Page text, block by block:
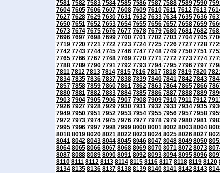
7581 7582 7583 7584 7585 7586 7587 7588 7589 7590
7604 7605 7606 7607 7608 7609 7610 7611 7612 7613
7627 7628 7629 7630 7631 7632 7633 7634 7635 7636
7650 7651 7652 7653 7654 7655 7656 7657 7658 7659
7673 7674 7675 7676 7677 7678 7679 7680 7681 7682
7696 7697 7698 7699 7700 7701 7702 7703 7704 7705
7719 7720 7721 7722 7723 7724 7725 7726 7727 7728
7742 7743 7744 7745 7746 7747 7748 7749 7750 7751
7765 7766 7767 7768 7769 7770 7771 7772 7773 7774
7788 7789 7790 7791 7792 7793 7794 7795 7796 7797
7811 7812 7813 7814 7815 7816 7817 7818 7819 7820
7834 7835 7836 7837 7838 7839 7840 7841 7842 7843
7857 7858 7859 7860 7861 7862 7863 7864 7865 7866
7880 7881 7882 7883 7884 7885 7886 7887 7888 7889
7903 7904 7905 7906 7907 7908 7909 7910 7911 7912
7926 7927 7928 7929 7930 7931 7932 7933 7934 7935
7949 7950 7951 7952 7953 7954 7955 7956 7957 7958
7972 7973 7974 7975 7976 7977 7978 7979 7980 7981
7995 7996 7997 7998 7999 8000 8001 8002 8003 8004
8018 8019 8020 8021 8022 8023 8024 8025 8026 8027
8041 8042 8043 8044 8045 8046 8047 8048 8049 8050
8064 8065 8066 8067 8068 8069 8070 8071 8072 8073
8087 8088 8089 8090 8091 8092 8093 8094 8095 8096
8110 8111 8112 8113 8114 8115 8116 8117 8118 8119 8120
8134 8135 8136 8137 8138 8139 8140 8141 8142 8143